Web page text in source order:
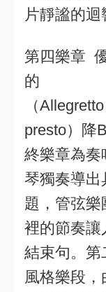
片靜謐的迴
第四樂章
的
（
presto）降
終樂章為奏
琴獨奏導
題，管弦樂
裡的節奏讓
結束句。第
風格樂段